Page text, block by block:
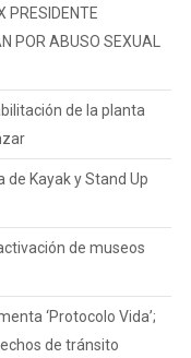
PRESIDENTE
POR ABUSO SEXUAL
de la planta
de Kayak y Stand Up
de museos
‘Protocolo Vida’;
de tránsito